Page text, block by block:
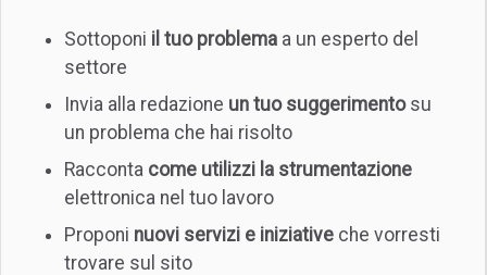
Sottoponi il tuo problema a un esperto del
settore
Invia alla redazione un tuo suggerimentosu
un problema che hai risolto
Racconta come utilizzi la strumentazione
elettronica nel tuo lavoro
Proponi nuovi servizi e iniziative che vorresti
trovare sul sito